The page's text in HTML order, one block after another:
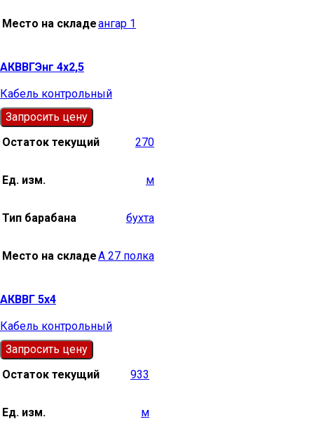
Место на складеангар 1
АКВВГЭнг 4х2,5
Кабель контрольный
Запросить цену
Остаток текущий
270
Ед. изм. м
Тип барабана бухта
Место на складеА 27 полка
АКВВГ 5х4
Кабель контрольный
Запросить цену
Остаток текущий
933
Ед. изм. м